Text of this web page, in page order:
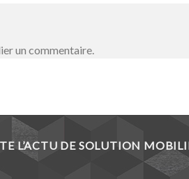
un commentaire.
L’ACTU DE SOLUTION